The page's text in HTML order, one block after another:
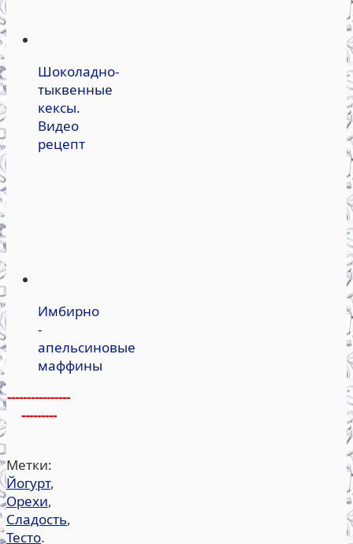
Шоколадно-
тыквенные
кексы.
Видео
рецепт
Имбирно
-
апельсиновые
маффины
----------------
---------
Метки:
Йогурт,
Орехи,
Сладость,
Тесто.